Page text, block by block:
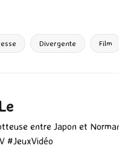
ds g
Divergente Film
entre Japon et
#JeuxVidéo